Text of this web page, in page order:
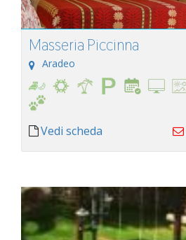
Masseria Piccinna
Aradeo
Vedi scheda